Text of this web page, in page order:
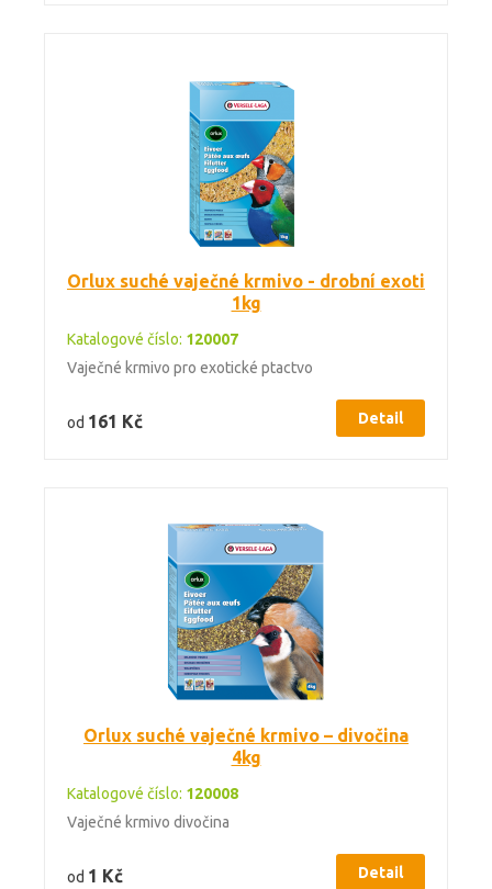
Orlux suché vaječné krmivo - drobní exoti
1kg
Katalogové číslo: 120007
Vaječné krmivo pro exotické ptactvo
od 161 Kč Detail
Orlux suché vaječné krmivo – divočina
4kg
Katalogové číslo: 120008
Vaječné krmivo divočina
od 1 Kč Detail